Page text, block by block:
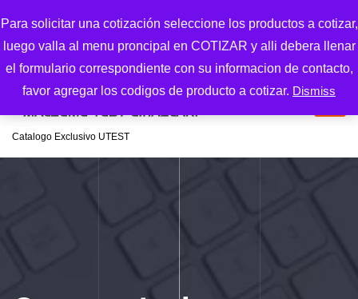
Para solicitar una cotización seleccione los productos a cotizar,
luego valla al menu proncipal en COTIZAR y alli debera llenar
el formulario correspondiente con su informacion de contacto,
favor agregar los codigos de producto a cotizar. Dismiss
k
Catalogo Exclusivo UTEST